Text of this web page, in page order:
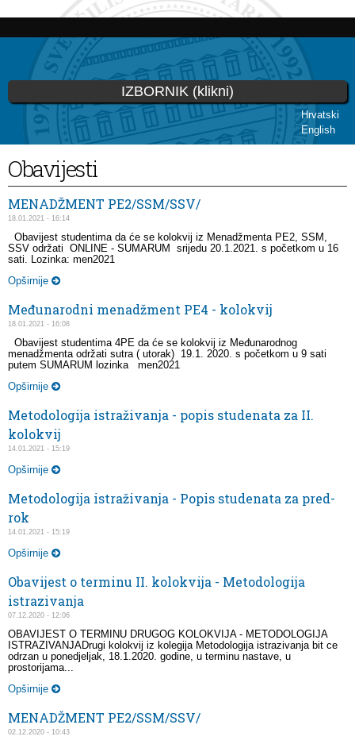
Skoči
glavni
sadržaj
Hrvatski
English
IZBORNIK (klikni)
Vi ste ovdje
Obavijesti
MENADŽMENT PE2/SSM/SSV/
18.01.2021 - 16:14
Obavijest studentima da će se kolokvij iz Menadžmenta PE2, SSM,
SSV održati ONLINE - SUMARUM srijedu 20.1.2021. s početkom u 16
sati. Lozinka: men2021
Opširnije
Međunarodni menadžment PE4 - kolokvij
18.01.2021 - 16:08
Obavijest studentima 4PE da će se kolokvij iz Međunarodnog
menadžmenta održati sutra ( utorak) 19.1. 2020. s početkom u 9 sati
putem SUMARUM lozinka men2021
Opširnije
Metodologija istraživanja - popis studenata za II.
kolokvij
14.01.2021 - 15:19
Opširnije
Metodologija istraživanja - Popis studenata za pred-
rok
14.01.2021 - 15:19
Opširnije
Obavijest o terminu II. kolokvija - Metodologija
istrazivanja
07.12.2020 - 12:06
OBAVIJEST O TERMINU DRUGOG KOLOKVIJA - METODOLOGIJA
ISTRAZIVANJADrugi kolokvij iz kolegija Metodologija istrazivanja bit ce
odrzan u ponedjeljak, 18.1.2020. godine, u terminu nastave, u
prostorijama...
Opširnije
MENADŽMENT PE2/SSM/SSV/
02.12.2020 - 10:43